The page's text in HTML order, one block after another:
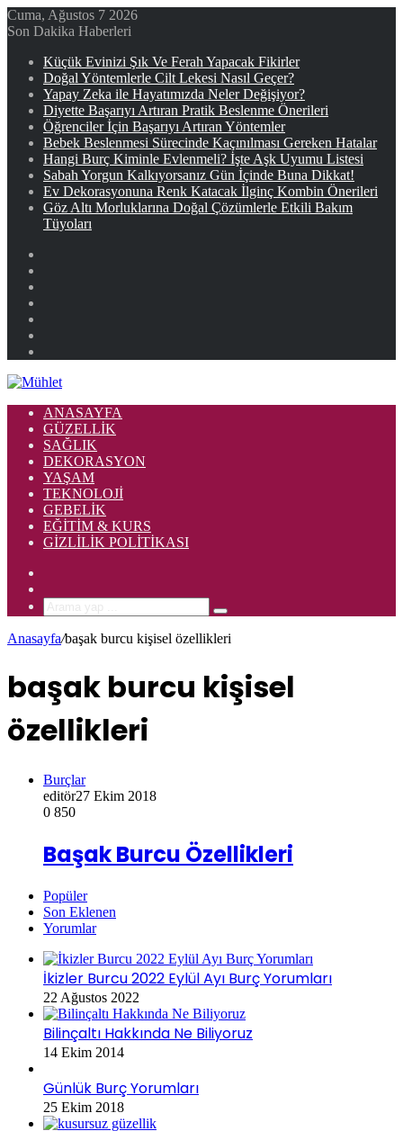
Cuma, Ağustos 7 2026
Son Dakika Haberleri
Küçük Evinizi Şık Ve Ferah Yapacak Fikirler
Doğal Yöntemlerle Cilt Lekesi Nasıl Geçer?
Yapay Zeka ile Hayatımızda Neler Değişiyor?
Diyette Başarıyı Artıran Pratik Beslenme Önerileri
Öğrenciler İçin Başarıyı Artıran Yöntemler
Bebek Beslenmesi Sürecinde Kaçınılması Gereken Hatalar
Hangi Burç Kiminle Evlenmeli? İşte Aşk Uyumu Listesi
Sabah Yorgun Kalkıyorsanız Gün İçinde Buna Dikkat!
Ev Dekorasyonuna Renk Katacak İlginç Kombin Önerileri
Göz Altı Morluklarına Doğal Çözümlerle Etkili Bakım
Tüyoları
ANASAYFA
GÜZELLIK
SAĞLIK
DEKORASYON
YAŞAM
TEKNOLOJI
GEBELIK
EĞITIM & KURS
GIZLILIK POLITIKASI
Arama
yap
...
Anasayfa/başak burcu kişisel özellikleri
başak burcu kişisel
özellikleri
Burçlar
editör27 Ekim 2018
0 850
Başak Burcu Özellikleri
Popüler
Son Eklenen
Yorumlar
İkizler Burcu 2022 Eylül Ayı Burç Yorumları
22 Ağustos 2022
Bilinçaltı Hakkında Ne Biliyoruz
14 Ekim 2014
Günlük Burç Yorumları
25 Ekim 2018